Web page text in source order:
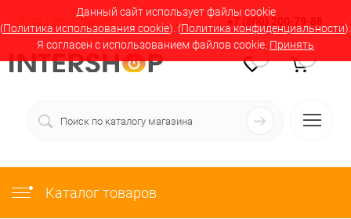
Данный сайт использует файлы cookie
(Политика использования cookie). (Политика конфиденциальности).
Я согласен с использованием файлов cookie. Принять
Вход Регистрация +7 (800) 200-79-88
Каталог товаров